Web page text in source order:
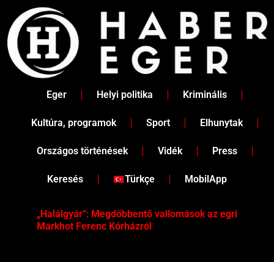
content
Eger Helyi politika Kriminális
Kultúra, programok Sport Elhunytak
Országos történések Vidék Press
Keresés Türkçe MobilApp
„Halálgyár”: Megdöbbentő vallomások az egri
Markhot Ferenc Kórházról